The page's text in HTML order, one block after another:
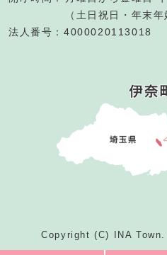
（土日祝日・年末年
法人番号：4000020113018
Copyright (C) INA